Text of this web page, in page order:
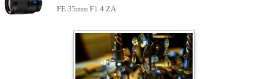
FE 35mm F1.4 ZA